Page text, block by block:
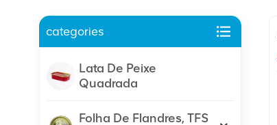
categories
Lata De Peixe
Quadrada
Folha De Flandres, TFS